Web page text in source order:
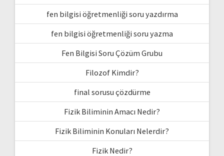
fen bilgisi öğretmenliği soru yazdırma
fen bilgisi öğretmenliği soru yazma
Fen Bilgisi Soru Çözüm Grubu
Filozof Kimdir?
final sorusu çözdürme
Fizik Biliminin Amacı Nedir?
Fizik Biliminin Konuları Nelerdir?
Fizik Nedir?